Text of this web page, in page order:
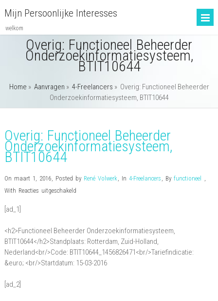
Mijn Persoonlijke Interesses
welkom
Overig: Functioneel Beheerder
Onderzoekinformatiesysteem,
BTIT10644
Home » Aanvragen » 4-Freelancers » Overig: Functioneel Beheerder
Onderzoekinformatiesysteem, BTIT10644
Overig: Functioneel Beheerder
Onderzoekinformatiesysteem,
BTIT10644
On maart 1, 2016, Posted by René Volwerk, In 4-Freelancers , By functioneel
,
With Reacties uitgeschakeldvoor
Beheerder
Onderzoekinformatiesysteem,
BTIT10644
[ad_1]
<h2>Functioneel Beheerder Onderzoekinformatiesysteem,
BTIT10644</h2>Standplaats: Rotterdam, Zuid-Holland,
Nederland<br/>Code: BTIT10644_1456826471<br/>Tariefindicatie:
&euro; <br/>Startdatum: 15-03-2016
[ad_2]